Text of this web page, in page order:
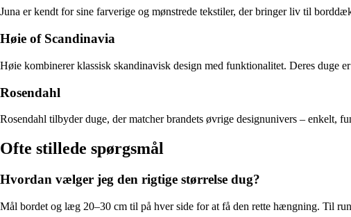
Juna er kendt for sine farverige og mønstrede tekstiler, der bringer liv til
Høie of Scandinavia
Høie kombinerer klassisk skandinavisk design med funktionalitet. Deres duge
Rosendahl
Rosendahl tilbyder duge, der matcher brandets øvrige designunivers – enkelt,
Ofte stillede spørgsmål
Hvordan vælger jeg den rigtige størrelse dug?
Mål bordet og læg 20–30 cm til på hver side for at få den rette hængning. Til